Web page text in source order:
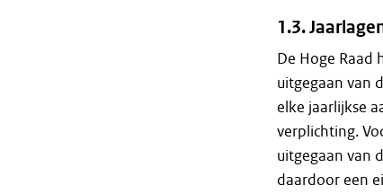
1.3.
De Hoge
uitgegaan van
elke jaarlijkse
verplichting.
uitgegaan van
daardoor een